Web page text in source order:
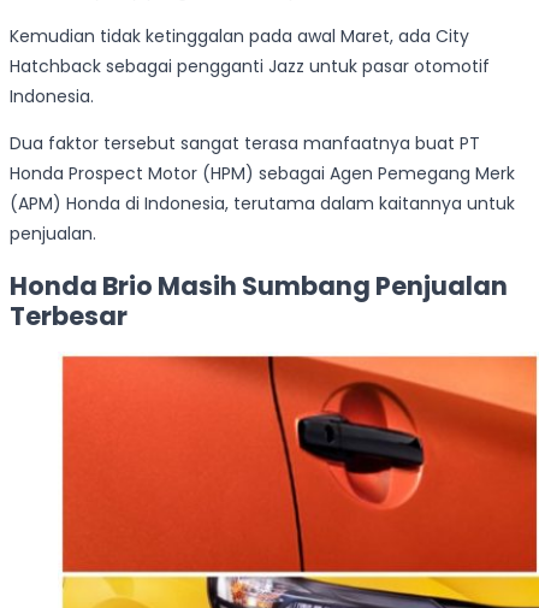
Kemudian tidak ketinggalan pada awal Maret, ada City
Hatchback sebagai pengganti Jazz untuk pasar otomotif
Indonesia.
Dua faktor tersebut sangat terasa manfaatnya buat PT
Honda Prospect Motor (HPM) sebagai Agen Pemegang Merk
(APM) Honda di Indonesia, terutama dalam kaitannya untuk
penjualan.
Honda Brio Masih Sumbang Penjualan
Terbesar